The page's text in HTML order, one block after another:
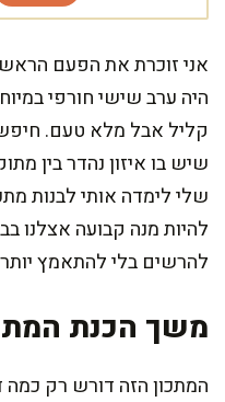
אני זוכרת את הפעם
היה ערב שישי חורפי
קליל אבל מלא טעם.
שיש בו איזון נהדר בין
שלי לימדה אותי לבנות
להיות מנה קבועה אצלנו
להרשים בלי להתאמץ
משך הכנת